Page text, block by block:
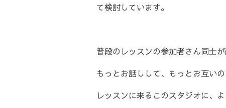
て検討しています。
普段のレッスンの参加者さん同士が
もっとお話しして、もっとお互いの
レッスンに来るこのスタジオに、